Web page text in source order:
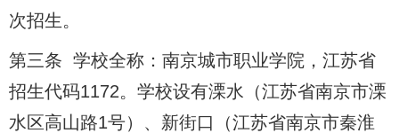
次招生。
第三条 学校全称：南京城市职业学院，江苏省
招生代码1172。学校设有溧水（江苏省南京市溧
水区高山路1号）、新街口（江苏省南京市秦淮